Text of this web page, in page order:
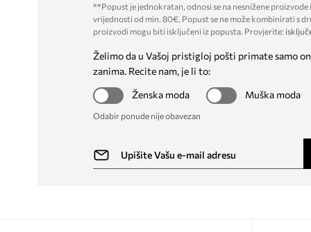
**Popust je jednokratan, odnosi se na nesnižene proizvode
vrijednosti od min. 80€. Popust se ne može kombinirati s
proizvodi mogu biti isključeni iz popusta. Provjerite:
Želimo da u Vašoj pristigloj pošti primate samo
zanima. Recite nam, je li to:
Ženska moda
Muška moda
Odabir ponude nije obavezan